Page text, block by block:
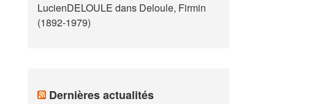
LucienDELOULE dans Deloule, Firmin
(1892-1979)
Dernières actualités